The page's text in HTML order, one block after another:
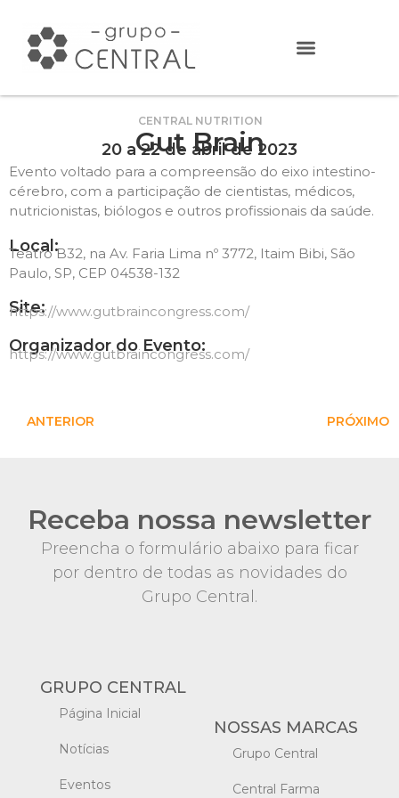
CENTRAL NUTRITION
Gut Brain
20 a 22 de abril de 2023
Evento voltado para a compreensão do eixo intestino-
cérebro, com a participação de cientistas, médicos,
nutricionistas, biólogos e outros profissionais da saúde.
Local:
Teatro B32, na Av. Faria Lima nº 3772, Itaim Bibi, São
Paulo, SP, CEP 04538-132
Site:
https://www.gutbraincongress.com/
Organizador do Evento:
https://www.gutbraincongress.com/
ANTERIOR PRÓXIMO
Receba nossa newsletter
Preencha o formulário abaixo para ficar
por dentro de todas as novidades do
Grupo Central.
GRUPO CENTRAL
Página Inicial
Notícias
Eventos
NOSSAS MARCAS
Grupo Central
Central Farma